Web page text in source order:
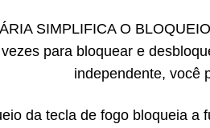
SIMPLIFICA O
para bloquear e
independente, você
da tecla de fogo bloqueia